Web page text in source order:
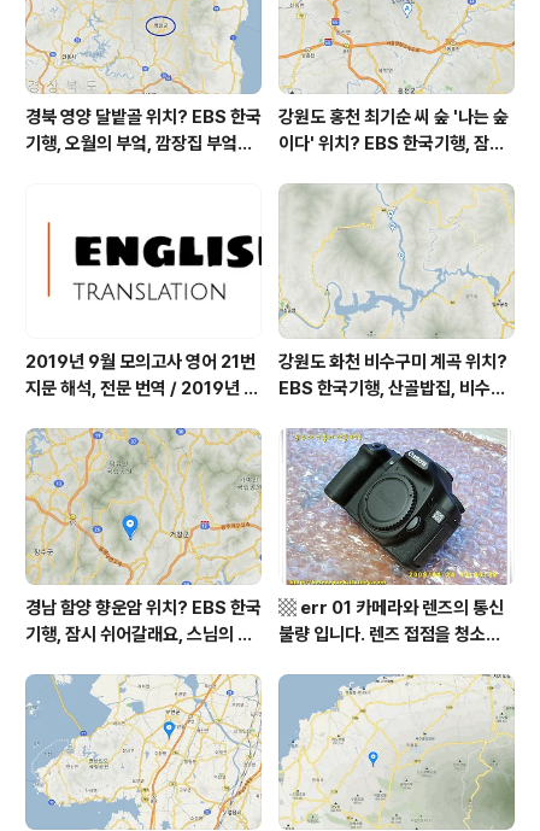
경북 영양 달밭골 위치? EBS 한국
기행, 오월의 부엌, 깜장집 부엌은
한 곳, 영양읍 상원리. KBS 인간극
장 임분노미 할머니
강원도 홍천 최기순 씨 숲 '나는 숲
이다' 위치? EBS 한국기행, 잠시
군 최기순 씨 캠핑장 펜션 어디? /
강원도 홍천군 가볼 만한 곳, (구)
까르돈, kbs 인간극장
2019년 9월 모의고사 영어 21번
지문 해석, 전문 번역 / 2019년 9
역, 평가원 2019년 고3 9월 영어
영역 외국어영역 전문 해석, Engli
sh to Korean translation
강원도 화천 비수구미 계곡 위치?
EBS 한국기행, 산골밥집, 비수구
부 화천군 비수구미 낙타민박 어
디? / 강원도 화천군 가볼 만한 곳
비수구미 마을, 파로호
경남 함양 향운암 위치? EBS 한국
기행, 잠시 쉬어갈래요, 스님의 어
상남도 함양군 가볼 만한 곳, 용추
계곡 향운암 명천스님, 덕유산 황
석산 거망산 기백산
▩ err 01 카메라와 렌즈의 통신
불량 입니다. 렌즈 접점을 청소하